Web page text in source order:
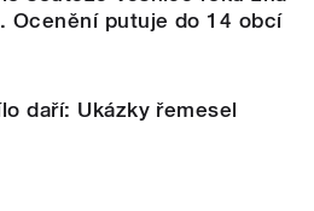
Ocenění putuje do 14 obcí
daří: Ukázky řemesel